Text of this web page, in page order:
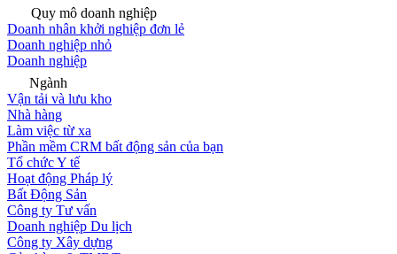
Quy mô doanh nghiệp
Doanh nhân khởi nghiệp đơn lẻ
Doanh nghiệp nhỏ
Doanh nghiệp
Ngành
Vận tải và lưu kho
Nhà hàng
Làm việc từ xa
Phần mềm CRM bất động sản của bạn
Tổ chức Y tế
Hoạt động Pháp lý
Bất Động Sản
Công ty Tư vấn
Doanh nghiệp Du lịch
Công ty Xây dựng